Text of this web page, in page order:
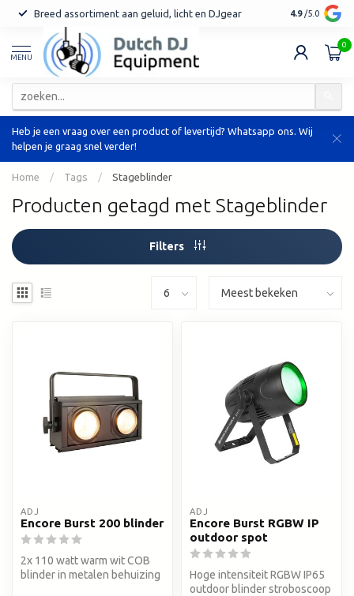
Breed assortiment aan geluid, licht en DJgear Tot 7 jaar
4.9 /5.0
MENU
0
Heb je een vraag over een product of levertijd? Whatsapp ons. Wij
helpen je graag snel verder!
Home / Tags / Stageblinder
Producten getagd met Stageblinder
Filters
ADJ
Encore Burst 200 blinder
2x 110 watt warm wit COB
blinder in metalen behuizing
ADJ
Encore Burst RGBW IP
outdoor spot
Hoge intensiteit RGBW IP65
outdoor blinder stroboscoop